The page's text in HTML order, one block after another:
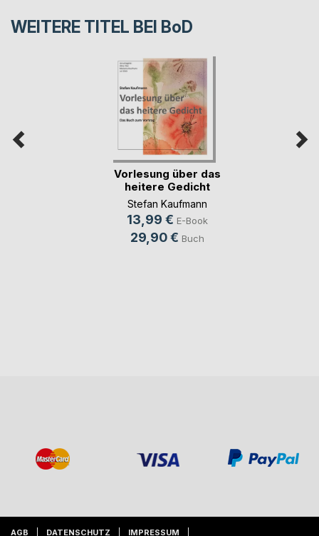
WEITERE TITEL BEI BoD
Vorlesung über das
heitere Gedicht
Stefan Kaufmann
13,99 € E-Book
29,90 € Buch
AGB DATENSCHUTZ IMPRESSUM